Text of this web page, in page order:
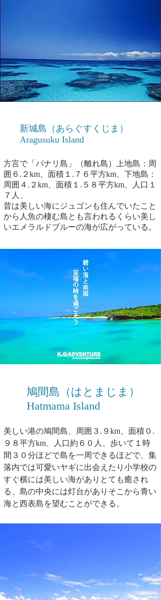
新城島（あらぐすくじま）
Aragusuku Island
方言で「パナリ島」（離れ島）上地島：周
囲６.２km、面積１.７６平方km、下地島：
周囲４.２km、面積１.５８平方km、人口１
７人、
昔は美しい海にジュゴンも住んでいたこと
から人魚の棲む島とも言われるくらい美し
いエメラルドブルーの海が広がっている。
鳩間島（はとまじま）
Hatmama Island
美しい港の鳩間島、周囲３.９km、面積０.
９８平方km、人口約６０人、歩いて１時
間３０分ほどで島を一周できるほどで、集
落内では可愛いヤギに出会えたり小学校の
すぐ横には美しい海がありとても癒され
る、島の中央には灯台がありそこから青い
海と西表島を望むことができる。